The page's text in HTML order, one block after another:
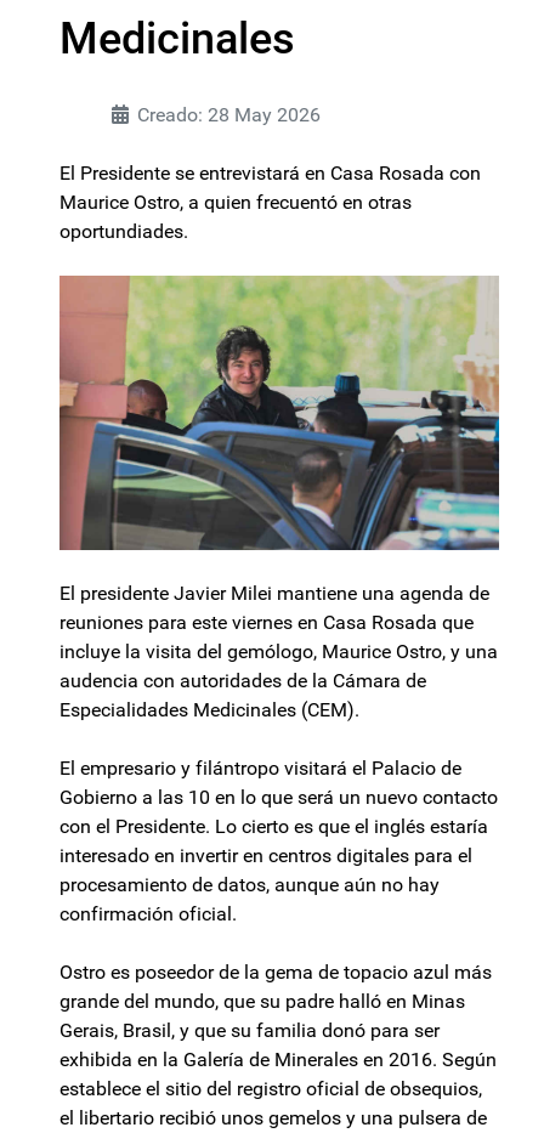
Medicinales
Creado: 28 May 2026
El Presidente se entrevistará en Casa Rosada con
Maurice Ostro, a quien frecuentó en otras
oportundiades.
El presidente Javier Milei mantiene una agenda de
reuniones para este viernes en Casa Rosada que
incluye la visita del gemólogo, Maurice Ostro, y una
audencia con autoridades de la Cámara de
Especialidades Medicinales (CEM).
El empresario y filántropo visitará el Palacio de
Gobierno a las 10 en lo que será un nuevo contacto
con el Presidente. Lo cierto es que el inglés estaría
interesado en invertir en centros digitales para el
procesamiento de datos, aunque aún no hay
confirmación oficial.
Ostro es poseedor de la gema de topacio azul más
grande del mundo, que su padre halló en Minas
Gerais, Brasil, y que su familia donó para ser
exhibida en la Galería de Minerales en 2016. Según
establece el sitio del registro oficial de obsequios,
el libertario recibió unos gemelos y una pulsera de